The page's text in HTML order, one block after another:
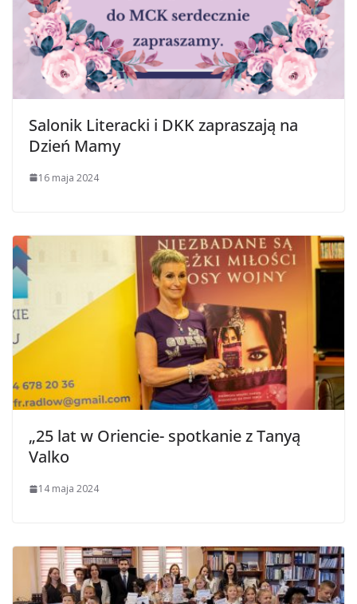
Salonik Literacki i DKK zapraszają na
Dzień Mamy
16 maja 2024
„25 lat w Oriencie- spotkanie z Tanyą
Valko
14 maja 2024